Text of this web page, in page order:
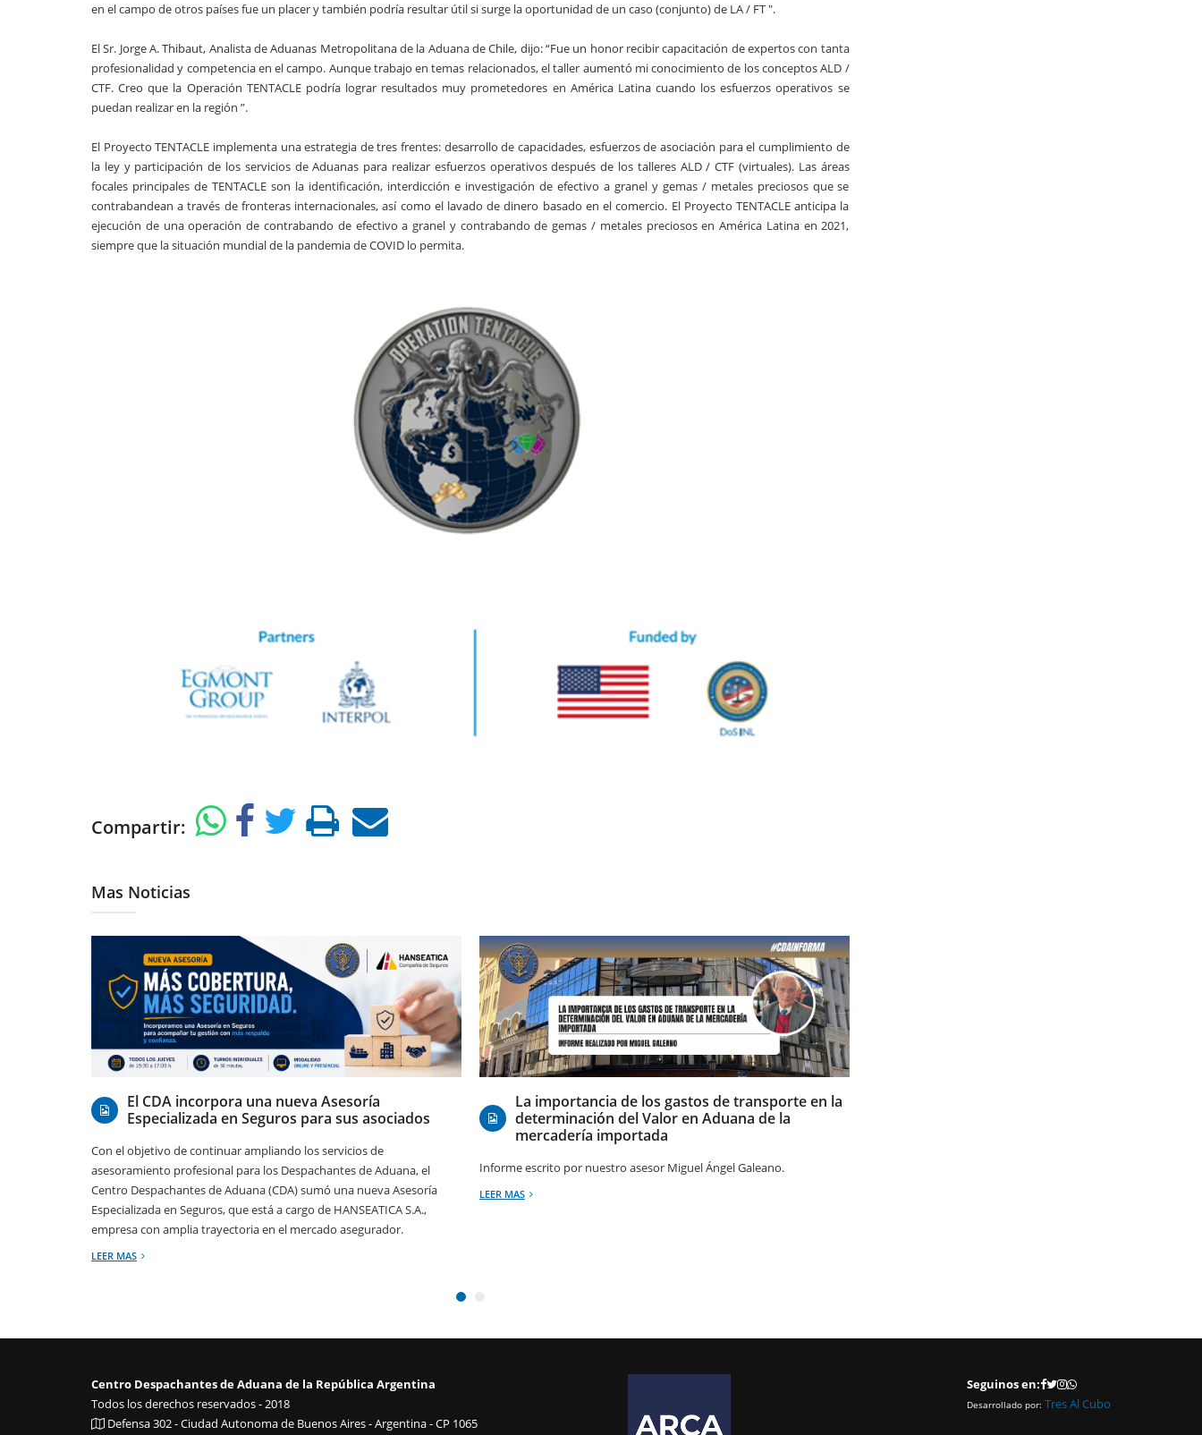
en el campo de otros países fue un placer y también podría resultar útil si surge la oportunidad de un caso (conjunto) de LA / FT ".
El Sr. Jorge A. Thibaut, Analista de Aduanas Metropolitana de la Aduana de Chile, dijo: “Fue un honor recibir capacitación de expertos con tanta
profesionalidad y competencia en el campo. Aunque trabajo en temas relacionados, el taller aumentó mi conocimiento de los conceptos ALD /
CTF. Creo que la Operación TENTACLE podría lograr resultados muy prometedores en América Latina cuando los esfuerzos operativos se
puedan realizar en la región ”.
El Proyecto TENTACLE implementa una estrategia de tres frentes: desarrollo de capacidades, esfuerzos de asociación para el cumplimiento de
la ley y participación de los servicios de Aduanas para realizar esfuerzos operativos después de los talleres ALD / CTF (virtuales). Las áreas
focales principales de TENTACLE son la identificación, interdicción e investigación de efectivo a granel y gemas / metales preciosos que se
contrabandean a través de fronteras internacionales, así como el lavado de dinero basado en el comercio. El Proyecto TENTACLE anticipa la
ejecución de una operación de contrabando de efectivo a granel y contrabando de gemas / metales preciosos en América Latina en 2021,
siempre que la situación mundial de la pandemia de COVID lo permita.
Compartir:
Mas Noticias
06/08/2026
El CDA incorpora una nueva Asesoría
Especializada en Seguros para sus asociados
Con el objetivo de continuar ampliando los servicios de
asesoramiento profesional para los Despachantes de Aduana, el
Centro Despachantes de Aduana (CDA) sumó una nueva Asesoría
Especializada en Seguros, que está a cargo de HANSEATICA S.A.,
empresa con amplia trayectoria en el mercado asegurador.
LEER MAS
06/08/2026
La importancia de los gastos de transporte en la
determinación del Valor en Aduana de la
mercadería importada
Informe escrito por nuestro asesor Miguel Ángel Galeano.
LEER MAS
Centro Despachantes de Aduana de la República Argentina
Todos los derechos reservados - 2018
Defensa 302 - Ciudad Autonoma de Buenos Aires - Argentina - CP 1065
Seguinos en:
Desarrollado por: Tres Al Cubo